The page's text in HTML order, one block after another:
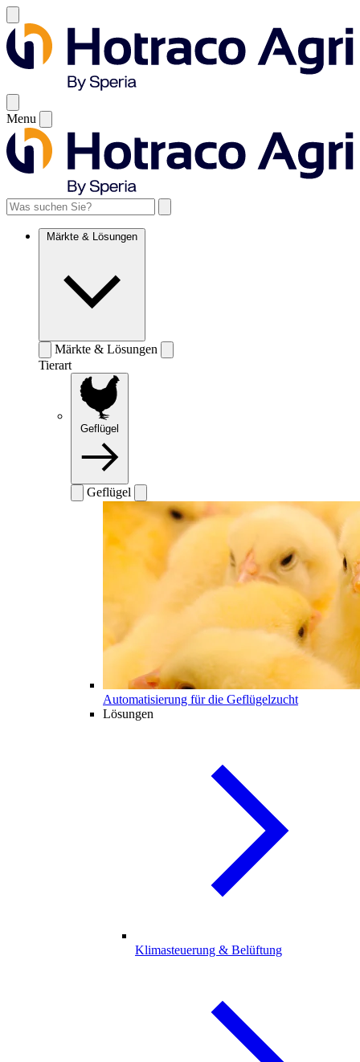
Menu
Märkte & Lösungen
Märkte & Lösungen
Tierart
Geflügel
Geflügel
Automatisierung für die Geflügelzucht
Lösungen
Klimasteuerung & Belüftung